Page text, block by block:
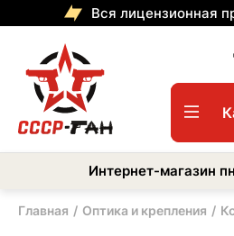
Вся лицензионная
Интернет-магазин
Главная Оптика и крепления